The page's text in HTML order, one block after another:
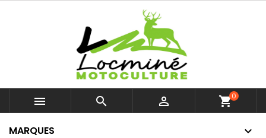
   shopping_cart0
MARQUES